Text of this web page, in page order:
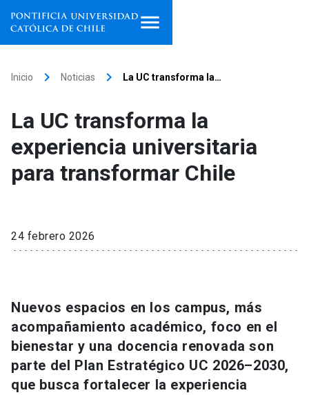
Facultades, escuelas e
institutos
Investigación
Extensión
Universidad
Información para keyboard_arrow_down
Futuros estudiantes
Go to english site launch
Inicio keyboard_arrow_right Noticias keyboard_arrow_right La UC transforma la…
La UC transforma la
experiencia universitaria
para transformar Chile
24 febrero 2026
Nuevos espacios en los campus, más
acompañamiento académico, foco en el
bienestar y una docencia renovada son
parte del Plan Estratégico UC 2026–2030,
que busca fortalecer la experiencia